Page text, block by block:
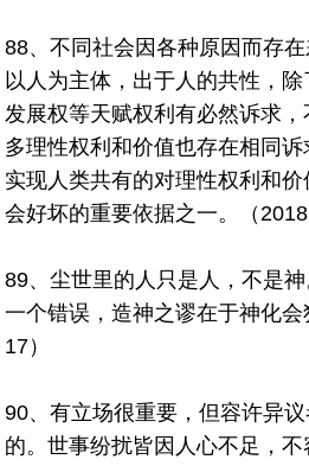
88、不同社会因各种原因而存
以人为主体，出于人的共性，除
发展权等天赋权利有必然诉求
多理性权利和价值也存在相同
实现人类共有的对理性权利和
会好坏的重要依据之一。（
89、尘世里的人只是人，不是
一个错误，造神之谬在于神化
17）
90、有立场很重要，但容许异
的。世事纷扰皆因人心不足，